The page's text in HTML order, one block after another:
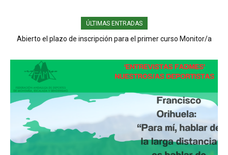
ÚLTIMAS ENTRADAS
Abierto el plazo de inscripción para el primer curso Monitor/a